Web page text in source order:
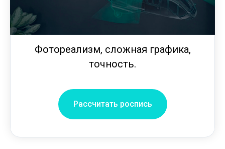
Фотореализм, сложная графика,
точность.
Рассчитать роспись